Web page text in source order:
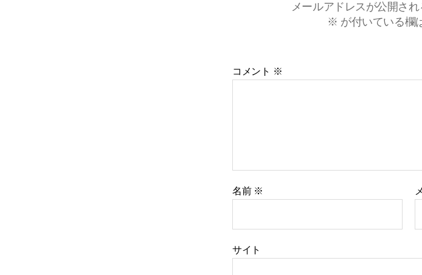
メールアドレスが公開され
※ が付いている欄
コメント ※
名前 ※
サイト